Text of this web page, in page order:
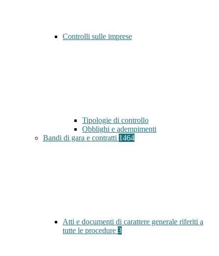
Controlli sulle imprese
Tipologie di controllo
Obblighi e adempimenti
Bandi di gara e contratti 1464
Atti e documenti di carattere generale riferiti a
tutte le procedure 3